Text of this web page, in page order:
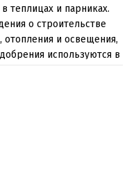
теплицах и парниках.
о строительстве
отопления и освещения,
используются в